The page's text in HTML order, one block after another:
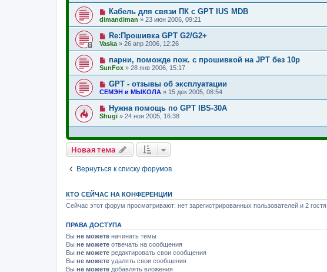
Кабель для связи ПК с GPT IUS MDB
dimandiman » 23 июн 2006, 09:21
Re:Прошивка GPT G2/G2+
Vaska » 26 апр 2006, 12:26
парни, поможде пож. с прошивкой на JPT без 10р
SunFox » 28 янв 2006, 15:17
GPT - отзывы об эксплуатации
СЕМЭН и МЫКОЛА » 15 дек 2005, 08:54
Нужна помощь по GPT IBS-30A
Shugi » 24 ноя 2005, 16:38
Новая тема
Вернуться к списку форумов
КТО СЕЙЧАС НА КОНФЕРЕНЦИИ
Сейчас этот форум просматривают: нет зарегистрированных пользователей и 2 гостя
ПРАВА ДОСТУПА
Вы не можете начинать темы
Вы не можете отвечать на сообщения
Вы не можете редактировать свои сообщения
Вы не можете удалять свои сообщения
Вы не можете добавлять вложения